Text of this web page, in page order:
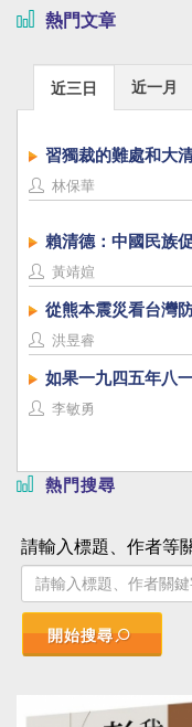
熱門文章
近三日 近一月
習獨裁的難處和大
林保華
賴清德：中國民族
黃靖媗
從熊本震災看台灣
洪昱睿
如果一九四五年八
李敏勇
熱門搜尋
請輸入標題、作者等
開始搜尋